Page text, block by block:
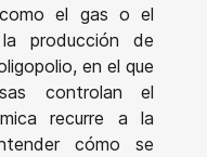
el gas o el
producción de
en el que
controlan el
recurre a la
cómo se